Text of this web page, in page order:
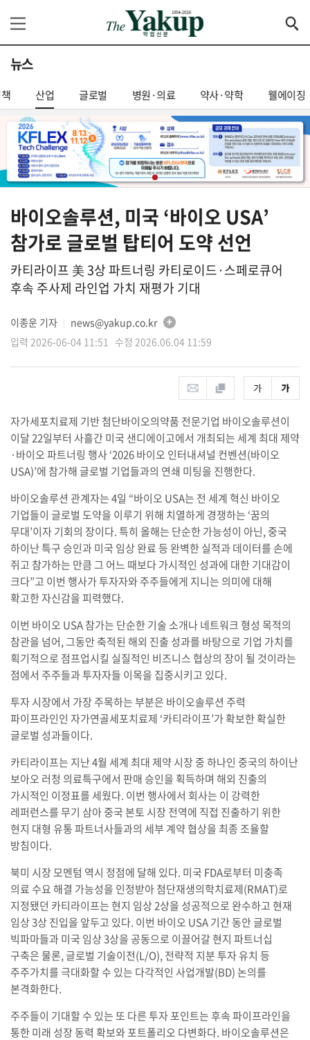
뉴스
산업 글로벌 병원·의료 약사·약학 웰에이징
바이오솔루션, 미국 ‘바이오 USA’
참가로 글로벌 탑티어 도약 선언
카티라이프 美 3상 파트너링 카티로이드·스페로큐어
후속 주사제 라인업 가치 재평가 기대
이종운 기자
news@yakup.co.kr
입력 2026-06-04 11:51 수정 2026.06.04 11:59
자가세포치료제 기반 첨단바이오의약품 전문기업 바이오솔루션이
이달 22일부터 사흘간 미국 샌디에이고에서 개최되는 세계 최대 제약
·바이오 파트너링 행사 ‘2026 바이오 인터내셔널 컨벤션(바이오
USA)’에 참가해 글로벌 기업들과의 연쇄 미팅을 진행한다.
바이오솔루션 관계자는 4일 “바이오 USA는 전 세계 혁신 바이오
기업들이 글로벌 도약을 이루기 위해 치열하게 경쟁하는 ‘꿈의
무대’이자 기회의 장이다. 특히 올해는 단순한 가능성이 아닌, 중국
하이난 특구 승인과 미국 임상 완료 등 완벽한 실적과 데이터를 손에
쥐고 참가하는 만큼 그 어느 때보다 가시적인 성과에 대한 기대감이
크다”고 이번 행사가 투자자와 주주들에게 지니는 의미에 대해
확고한 자신감을 피력했다.
이번 바이오 USA 참가는 단순한 기술 소개나 네트워크 형성 목적의
참관을 넘어, 그동안 축적된 해외 진출 성과를 바탕으로 기업 가치를
획기적으로 점프업시킬 실질적인 비즈니스 협상의 장이 될 것이라는
점에서 주주들과 투자자들 이목을 집중시키고 있다.
투자 시장에서 가장 주목하는 부분은 바이오솔루션 주력
파이프라인인 자가연골세포치료제 ‘카티라이프’가 확보한 확실한
글로벌 성과들이다.
카티라이프는 지난 4월 세계 최대 제약 시장 중 하나인 중국의 하이난
보아오 러청 의료특구에서 판매 승인을 획득하며 해외 진출의
가시적인 이정표를 세웠다. 이번 행사에서 회사는 이 강력한
레퍼런스를 무기 삼아 중국 본토 시장 전역에 직접 진출하기 위한
현지 대형 유통 파트너사들과의 세부 계약 협상을 최종 조율할
방침이다.
북미 시장 모멘텀 역시 정점에 달해 있다. 미국 FDA로부터 미충족
의료 수요 해결 가능성을 인정받아 첨단재생의학치료제(RMAT)로
지정됐던 카티라이프는 현지 임상 2상을 성공적으로 완수하고 현재
임상 3상 진입을 앞두고 있다. 이번 바이오 USA 기간 동안 글로벌
빅파마들과 미국 임상 3상을 공동으로 이끌어갈 현지 파트너십
구축은 물론, 글로벌 기술이전(L/O), 전략적 지분 투자 유치 등
주주가치를 극대화할 수 있는 다각적인 사업개발(BD) 논의를
본격화한다.
주주들이 기대할 수 있는 또 다른 투자 포인트는 후속 파이프라인을
통한 미래 성장 동력 확보와 포트폴리오 다변화다. 바이오솔루션은